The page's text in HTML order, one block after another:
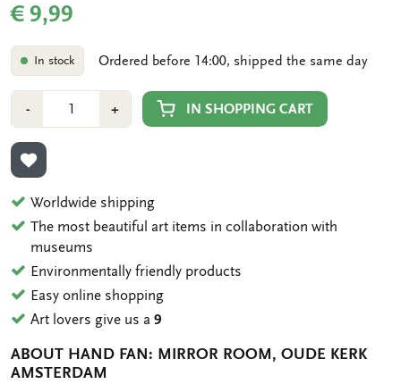
€ 9,99
In stock Ordered before 14:00, shipped the same day
-Min
1
+Plus
1
IN SHOPPING CART
ADD TO WISHLIST
Worldwide shipping
The most beautiful art items in collaboration with
museums
Environmentally friendly products
Easy online shopping
Art lovers give us a9
ABOUT HAND FAN: MIRROR ROOM, OUDE KERK
AMSTERDAM